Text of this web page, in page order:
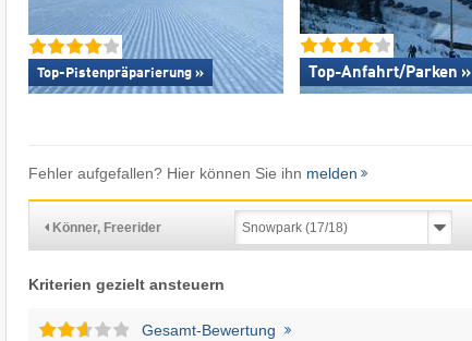
Top-Pistenpräparierung » Top-Anfahrt/Parken »
Fehler aufgefallen? Hier können Sie ihn melden
Könner, Freerider
Kriterien gezielt ansteuern
Gesamt-Bewertung